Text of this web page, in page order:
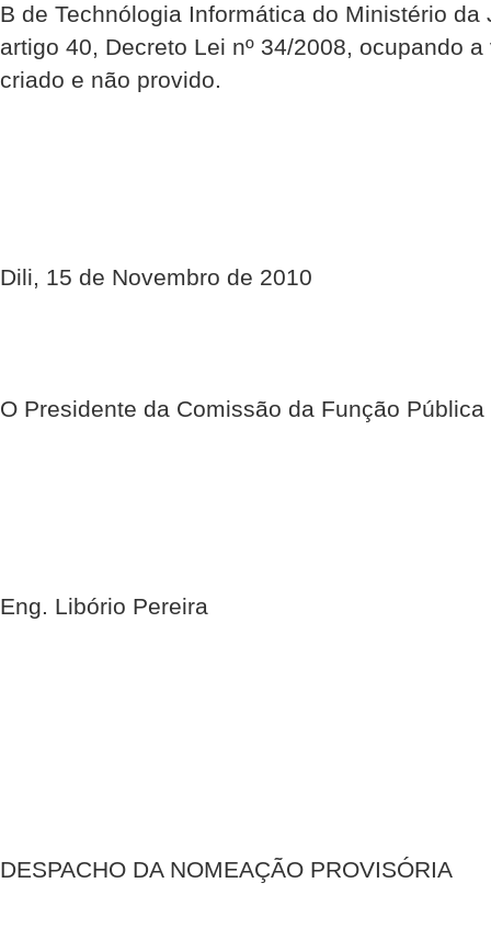
B de Technólogia Informática do Ministério
artigo 40, Decreto Lei nº 34/2008, ocupando
criado e não provido.
Dili, 15 de Novembro de 2010
O Presidente da Comissão da Função Pública
Eng. Libório Pereira
DESPACHO DA NOMEAÇÃO PROVISÓRIA